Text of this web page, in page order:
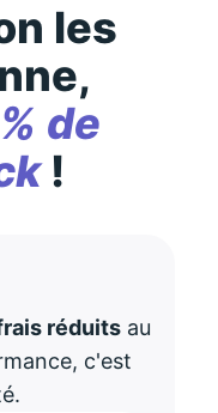
les
de
!
réduits au
c'est